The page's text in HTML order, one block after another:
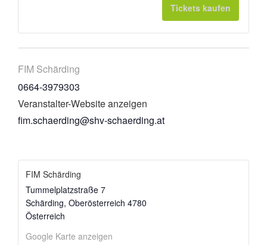
Tickets kaufen
FIM Schärding
0664-3979303
Veranstalter-Website anzeigen
fim.schaerding@shv-schaerding.at
FIM Schärding
Tummelplatzstraße 7
Schärding, Oberösterreich 4780
Österreich
Google Karte anzeigen